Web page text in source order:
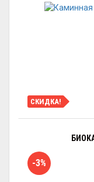
СКИДКА!
-3%